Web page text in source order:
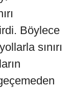
Böylece
sınırı